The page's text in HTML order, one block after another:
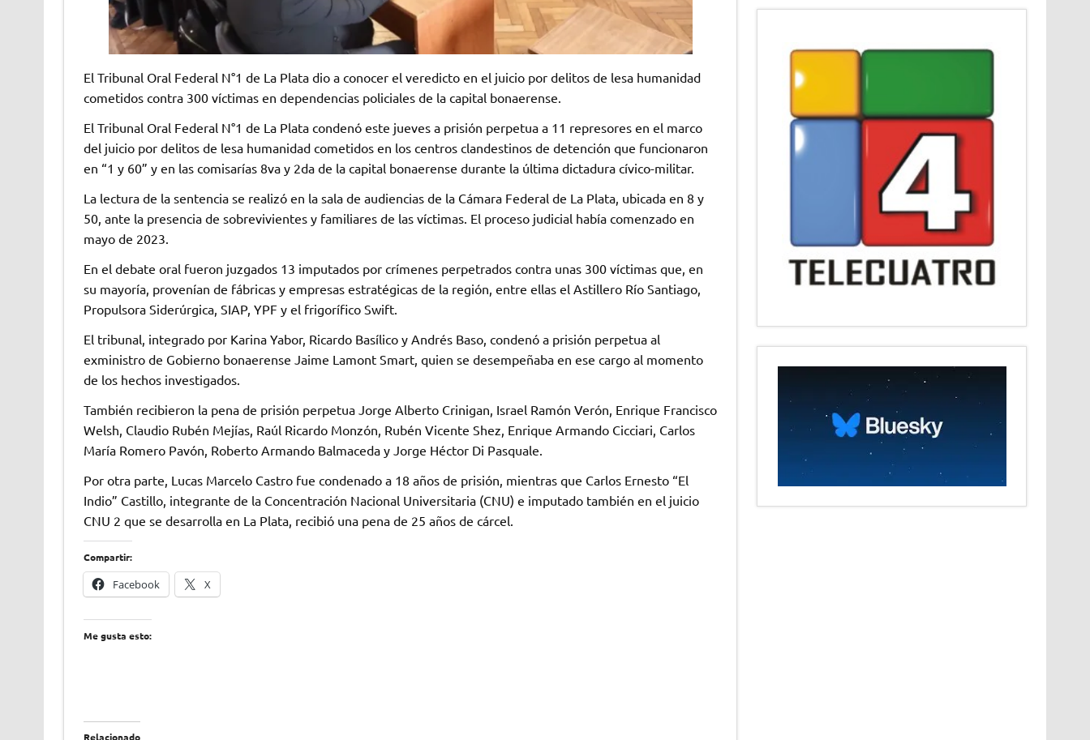
El Tribunal Oral Federal N°1 de La Plata dio a conocer el veredicto en el juicio por delitos de lesa humanidad
cometidos contra 300 víctimas en dependencias policiales de la capital bonaerense.
El Tribunal Oral Federal N°1 de La Plata condenó este jueves a prisión perpetua a 11 represores en el marco
del juicio por delitos de lesa humanidad cometidos en los centros clandestinos de detención que funcionaron
en “1 y 60” y en las comisarías 8va y 2da de la capital bonaerense durante la última dictadura cívico-militar.
La lectura de la sentencia se realizó en la sala de audiencias de la Cámara Federal de La Plata, ubicada en 8 y
50, ante la presencia de sobrevivientes y familiares de las víctimas. El proceso judicial había comenzado en
mayo de 2023.
En el debate oral fueron juzgados 13 imputados por crímenes perpetrados contra unas 300 víctimas que, en
su mayoría, provenían de fábricas y empresas estratégicas de la región, entre ellas el Astillero Río Santiago,
Propulsora Siderúrgica, SIAP, YPF y el frigorífico Swift.
El tribunal, integrado por Karina Yabor, Ricardo Basílico y Andrés Baso, condenó a prisión perpetua al
exministro de Gobierno bonaerense Jaime Lamont Smart, quien se desempeñaba en ese cargo al momento
de los hechos investigados.
También recibieron la pena de prisión perpetua Jorge Alberto Crinigan, Israel Ramón Verón, Enrique Francisco
Welsh, Claudio Rubén Mejías, Raúl Ricardo Monzón, Rubén Vicente Shez, Enrique Armando Cicciari, Carlos
María Romero Pavón, Roberto Armando Balmaceda y Jorge Héctor Di Pasquale.
Por otra parte, Lucas Marcelo Castro fue condenado a 18 años de prisión, mientras que Carlos Ernesto “El
Indio” Castillo, integrante de la Concentración Nacional Universitaria (CNU) e imputado también en el juicio
CNU 2 que se desarrolla en La Plata, recibió una pena de 25 años de cárcel.
Compartir:
Facebook X
Me gusta esto:
Relacionado